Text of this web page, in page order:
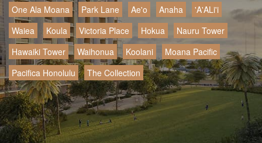
One Ala Moana Park Lane Ae'o Anaha
'A'ALi'i
Waiea
Koula Victoria Place Hokua
Nauru Tower
Hawaiki Tower
Waihonua Koolani
Moana Pacific
Pacifica Honolulu
The Collection